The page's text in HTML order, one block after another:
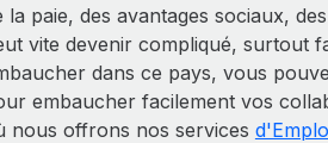
la paie, des avantages sociaux,
vite devenir compliqué, surtout
dans ce pays, vous
embaucher facilement vos
nous offrons nos services